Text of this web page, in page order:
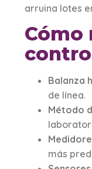
arruina lotes
Cómo
Balanza
de línea.
Método
más